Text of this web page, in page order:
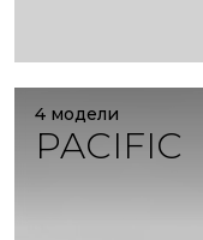
4 модели
PACIFIC